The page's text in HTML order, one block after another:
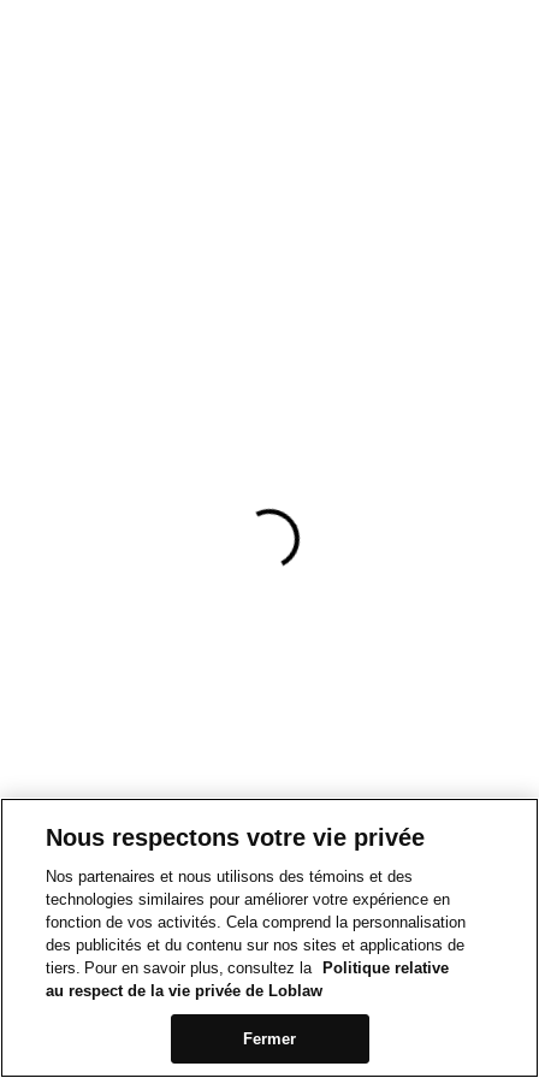
Nous respectons votre vie privée
Nos partenaires et nous utilisons des témoins et des
technologies similaires pour améliorer votre expérience en
fonction de vos activités. Cela comprend la personnalisation
des publicités et du contenu sur nos sites et applications de
tiers. Pour en savoir plus, consultez la
Politique relative
au respect de la vie privée de Loblaw
Fermer